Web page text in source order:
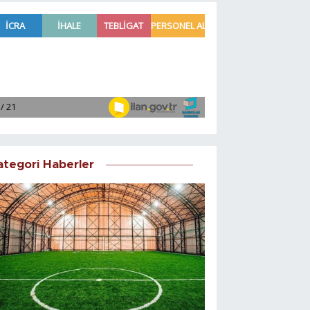
Haberler